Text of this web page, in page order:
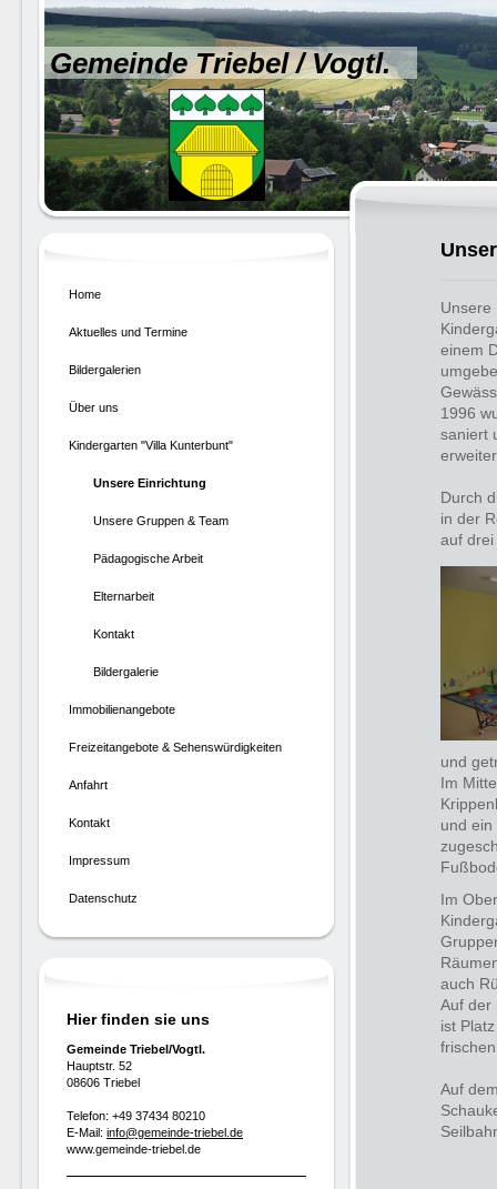
Gemeinde Triebel / Vogtl.
Unsere
einem
1996
saniert
Durch
in der
auf
und
Im
und
Im
auch
Auf der
ist
Auf
Home
Aktuelles und Termine
Bildergalerien
Über uns
Kindergarten "Villa Kunterbunt"
Unsere Einrichtung
Unsere Gruppen & Team
Pädagogische Arbeit
Elternarbeit
Kontakt
Bildergalerie
Immobilienangebote
Freizeitangebote & Sehenswürdigkeiten
Anfahrt
Kontakt
Impressum
Datenschutz
Hier finden sie uns
Gemeinde Triebel/Vogtl.
Hauptstr. 52
08606 Triebel
Telefon: +49 37434 80210
E-Mail: info@gemeinde-triebel.de
www.gemeinde-triebel.de